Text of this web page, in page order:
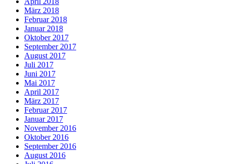
März 2018
Februar 2018
Januar 2018
Oktober 2017
September 2017
August 2017
Juli 2017
Juni 2017
Mai 2017
April 2017
März 2017
Februar 2017
Januar 2017
November 2016
Oktober 2016
September 2016
August 2016